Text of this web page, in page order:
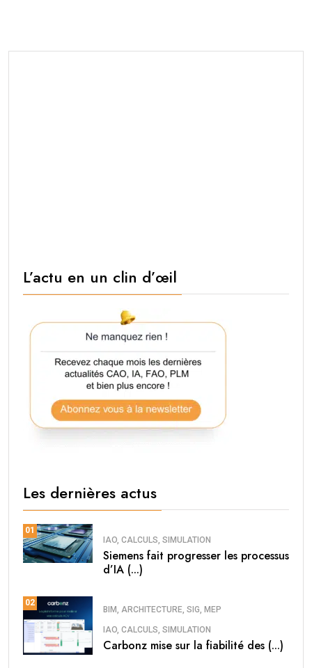
L’actu en un clin d’œil
Les dernières actus
01
IAO, CALCULS, SIMULATION
Siemens fait progresser les processus
d’IA (...)
02
BIM, ARCHITECTURE, SIG, MEP
IAO, CALCULS, SIMULATION
Carbonz mise sur la fiabilité des (...)